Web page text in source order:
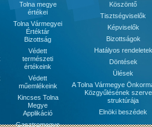
Tolna megye
értékei
Tolna Vármegyei
Értéktár
Bizottság
Védett
természeti
értékeink
Védett
műemlékeink
Kincses Tolna
Megye
Applikáció
Gasztromegye
Köszöntő
Tisztségviselők
Képviselők
Bizottságok
Hatályos rendeletek
Döntések
Ülések
A Tolna Vármegye
Közgyűlésének
struktúrája
Elnöki beszédek